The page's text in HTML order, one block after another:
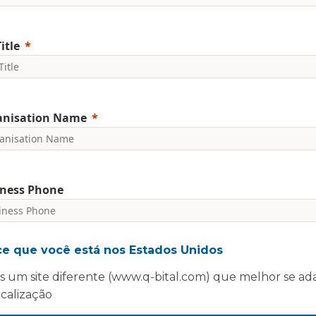
Name
Phone
country code, e.g. +44
committed to protecting and respecting your privacy. We will
information to administer your account and provide the
que você está nos Estados Unidos
um site diferente (www.q-bital.com) que melhor se